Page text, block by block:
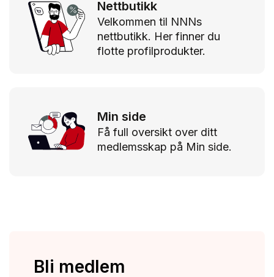
Nettbutikk
Velkommen til NNNs
nettbutikk. Her finner du
flotte profilprodukter.
Min side
Få full oversikt over ditt
medlemsskap på Min side.
Bli medlem